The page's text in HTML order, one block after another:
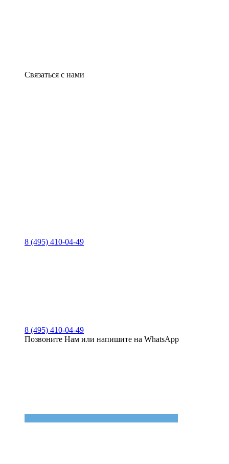
Связаться с нами
8 (495) 410-04-49
8 (495) 410-04-49
Позвоните Нам или напишите на WhatsApp